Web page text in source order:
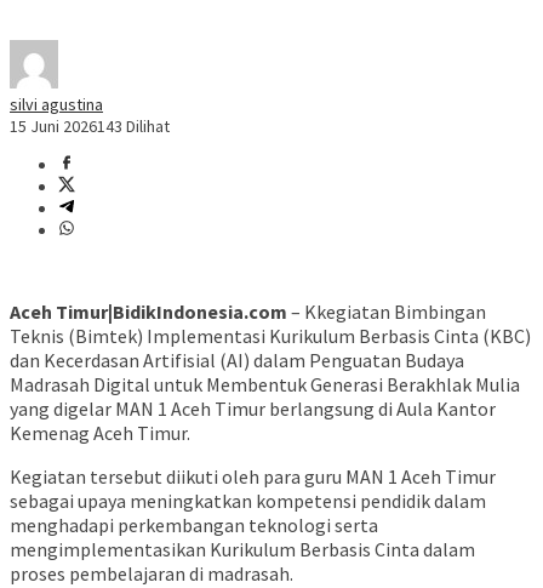
silvi agustina
15 Juni 2026143 Dilihat
Aceh Timur|BidikIndonesia.com – Kkegiatan Bimbingan
Teknis (Bimtek) Implementasi Kurikulum Berbasis Cinta (KBC)
dan Kecerdasan Artifisial (AI) dalam Penguatan Budaya
Madrasah Digital untuk Membentuk Generasi Berakhlak Mulia
yang digelar MAN 1 Aceh Timur berlangsung di Aula Kantor
Kemenag Aceh Timur.
Kegiatan tersebut diikuti oleh para guru MAN 1 Aceh Timur
sebagai upaya meningkatkan kompetensi pendidik dalam
menghadapi perkembangan teknologi serta
mengimplementasikan Kurikulum Berbasis Cinta dalam
proses pembelajaran di madrasah.